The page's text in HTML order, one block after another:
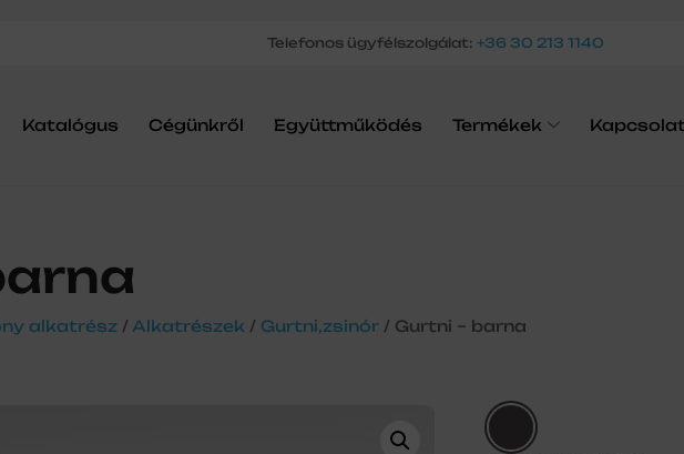
Telefonos ügyfélszolgálat: +36 30 213 1140
Katalógus Cégünkről Együttműködés Termékek Kapcsolat
alkatrész / Alkatrészek / Gurtni,zsinór / Gurtni – barna